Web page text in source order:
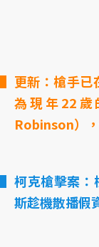
更新：槍手已
為現年22歲
Robinson）
柯克槍擊案：
斯趁機散播假